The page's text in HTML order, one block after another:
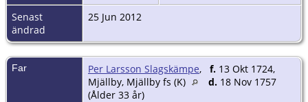
Senast
ändrad
25 Jun 2012
Far Per Larsson Slagskämpe, f. 13 Okt 1724,
Mjällby, Mjällby fs (K)
d. 18 Nov 1757
(Ålder 33 år)